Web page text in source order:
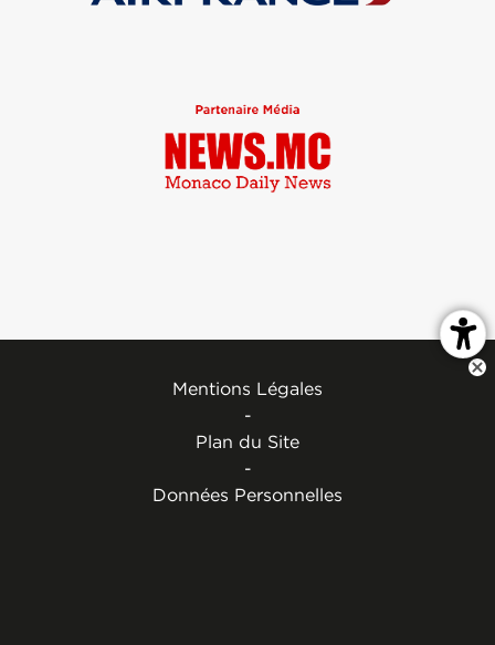
Mentions Légales
-
Plan du Site
-
Données Personnelles